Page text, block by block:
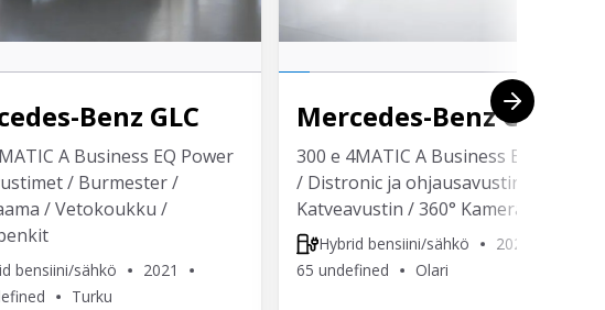
Benz GLC
A Business EQ Power
/ Burmester /
/ Vetokoukku /
bensiini/sähkö
2021
Turku
Mercedes-BenzGLC
300 e 4MATIC A Business EQ Power
/ Distronic ja ohjausavustin /
Katveavustin / 360° Kamerat
Hybrid bensiini/sähkö
2020
65 undefined
Olari